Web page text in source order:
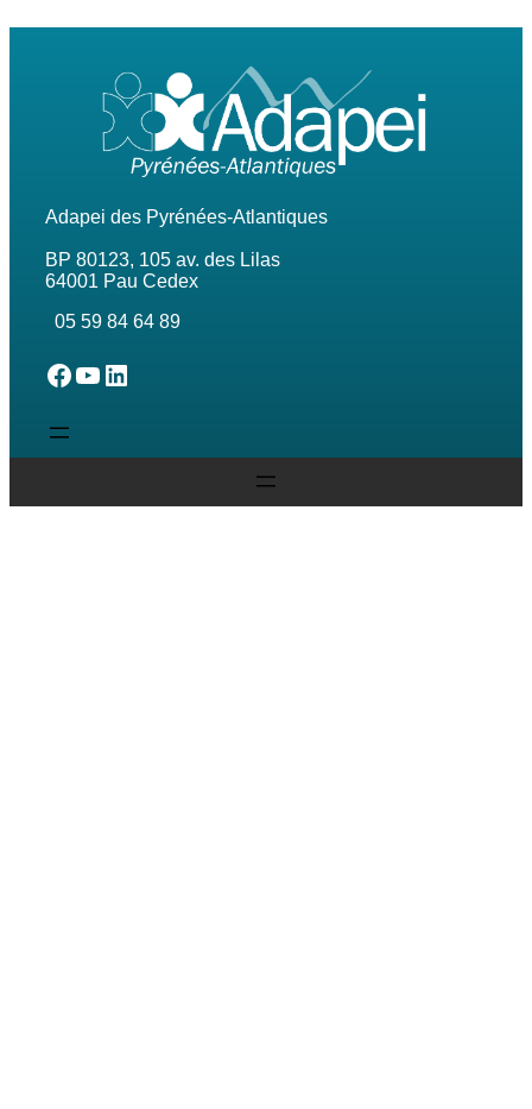
Adapei des Pyrénées-Atlantiques
BP 80123, 105 av. des Lilas
64001 Pau Cedex
05 59 84 64 89
L'Adapei des Pyrénées-Atlantiques sur Facebook
L'Adapei des Pyrénées-Atlantiques sur Youtube
L'Adapei des Pyrénées-Atlantiques sur Linkedin